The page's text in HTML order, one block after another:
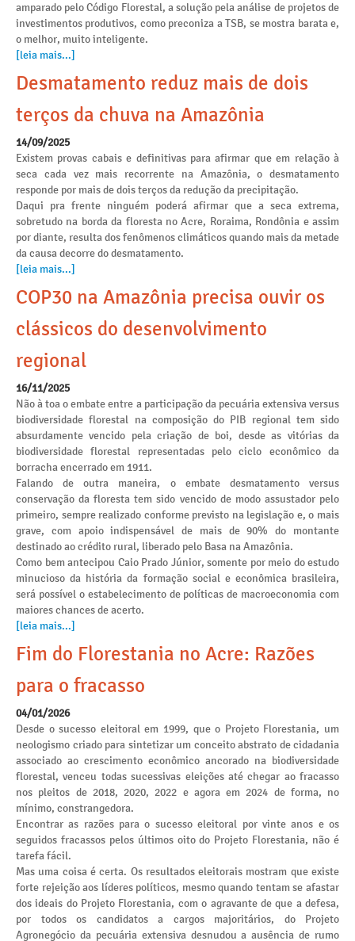
amparado pelo Código Florestal, a solução pela análise de projetos de
investimentos produtivos, como preconiza a TSB, se mostra barata e,
o melhor, muito inteligente.
[leia mais...]
Desmatamento reduz mais de dois
terços da chuva na Amazônia
14/09/2025
Existem provas cabais e definitivas para afirmar que em relação à
seca cada vez mais recorrente na Amazônia, o desmatamento
responde por mais de dois terços da redução da precipitação.
Daqui pra frente ninguém poderá afirmar que a seca extrema,
sobretudo na borda da floresta no Acre, Roraima, Rondônia e assim
por diante, resulta dos fenômenos climáticos quando mais da metade
da causa decorre do desmatamento.
[leia mais...]
COP30 na Amazônia precisa ouvir os
clássicos do desenvolvimento
regional
16/11/2025
Não à toa o embate entre a participação da pecuária extensiva versus
biodiversidade florestal na composição do PIB regional tem sido
absurdamente vencido pela criação de boi, desde as vitórias da
biodiversidade florestal representadas pelo ciclo econômico da
borracha encerrado em 1911.
Falando de outra maneira, o embate desmatamento versus
conservação da floresta tem sido vencido de modo assustador pelo
primeiro, sempre realizado conforme previsto na legislação e, o mais
grave, com apoio indispensável de mais de 90% do montante
destinado ao crédito rural, liberado pelo Basa na Amazônia.
Como bem antecipou Caio Prado Júnior, somente por meio do estudo
minucioso da história da formação social e econômica brasileira,
será possível o estabelecimento de políticas de macroeconomia com
maiores chances de acerto.
[leia mais...]
Fim do Florestania no Acre: Razões
para o fracasso
04/01/2026
Desde o sucesso eleitoral em 1999, que o Projeto Florestania, um
neologismo criado para sintetizar um conceito abstrato de cidadania
associado ao crescimento econômico ancorado na biodiversidade
florestal, venceu todas sucessivas eleições até chegar ao fracasso
nos pleitos de 2018, 2020, 2022 e agora em 2024 de forma, no
mínimo, constrangedora.
Encontrar as razões para o sucesso eleitoral por vinte anos e os
seguidos fracassos pelos últimos oito do Projeto Florestania, não é
tarefa fácil.
Mas uma coisa é certa. Os resultados eleitorais mostram que existe
forte rejeição aos líderes políticos, mesmo quando tentam se afastar
dos ideais do Projeto Florestania, com o agravante de que a defesa,
por todos os candidatos a cargos majoritários, do Projeto
Agronegócio da pecuária extensiva desnudou a ausência de rumo